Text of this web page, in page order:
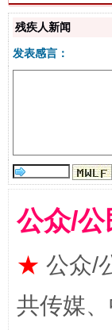
漫山遍野的桃
残疾人新闻
发表感言：
公众/
★ 公众/
共传媒